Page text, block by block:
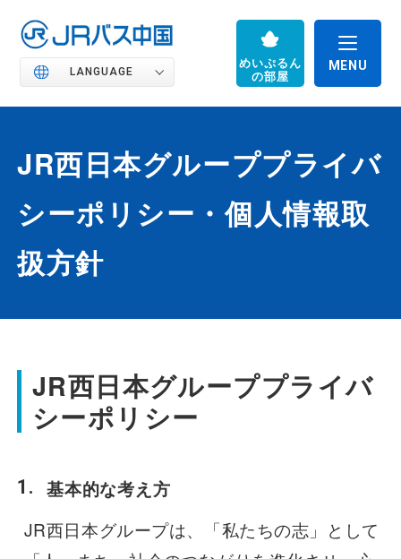
LANGUAGE
めいぷるん
の部屋
JRバス中国の魅力
観光周遊バス
空港連絡バス
JR西日本グループプライバ
シーポリシー・個人情報取
扱方針
JR西日本グループプライバ
シーポリシー
基本的な考え方
JR西日本グループは、「私たちの志」として